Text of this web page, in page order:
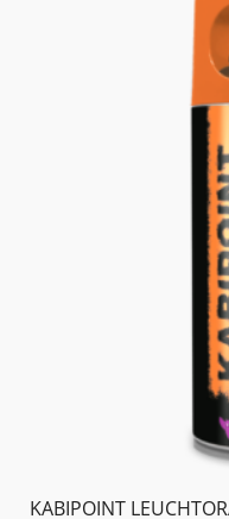
KABIPOINT